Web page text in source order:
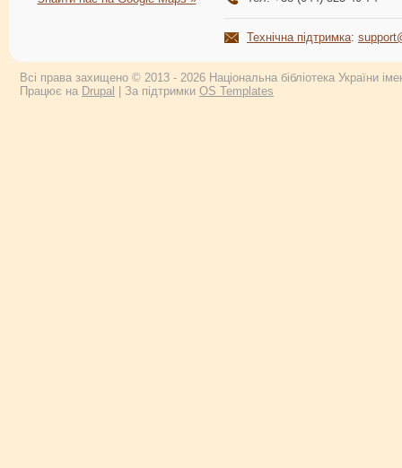
Технічна підтримка:
Всі права захищено © 2013 - 2026 Національна бібліотека України
Працює на Drupal | За підтримки OS Templates